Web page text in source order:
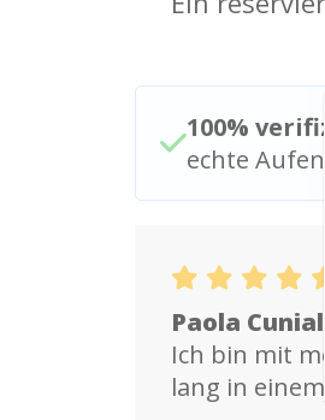
100%
echte
Paola
Ich bin mit
lang in